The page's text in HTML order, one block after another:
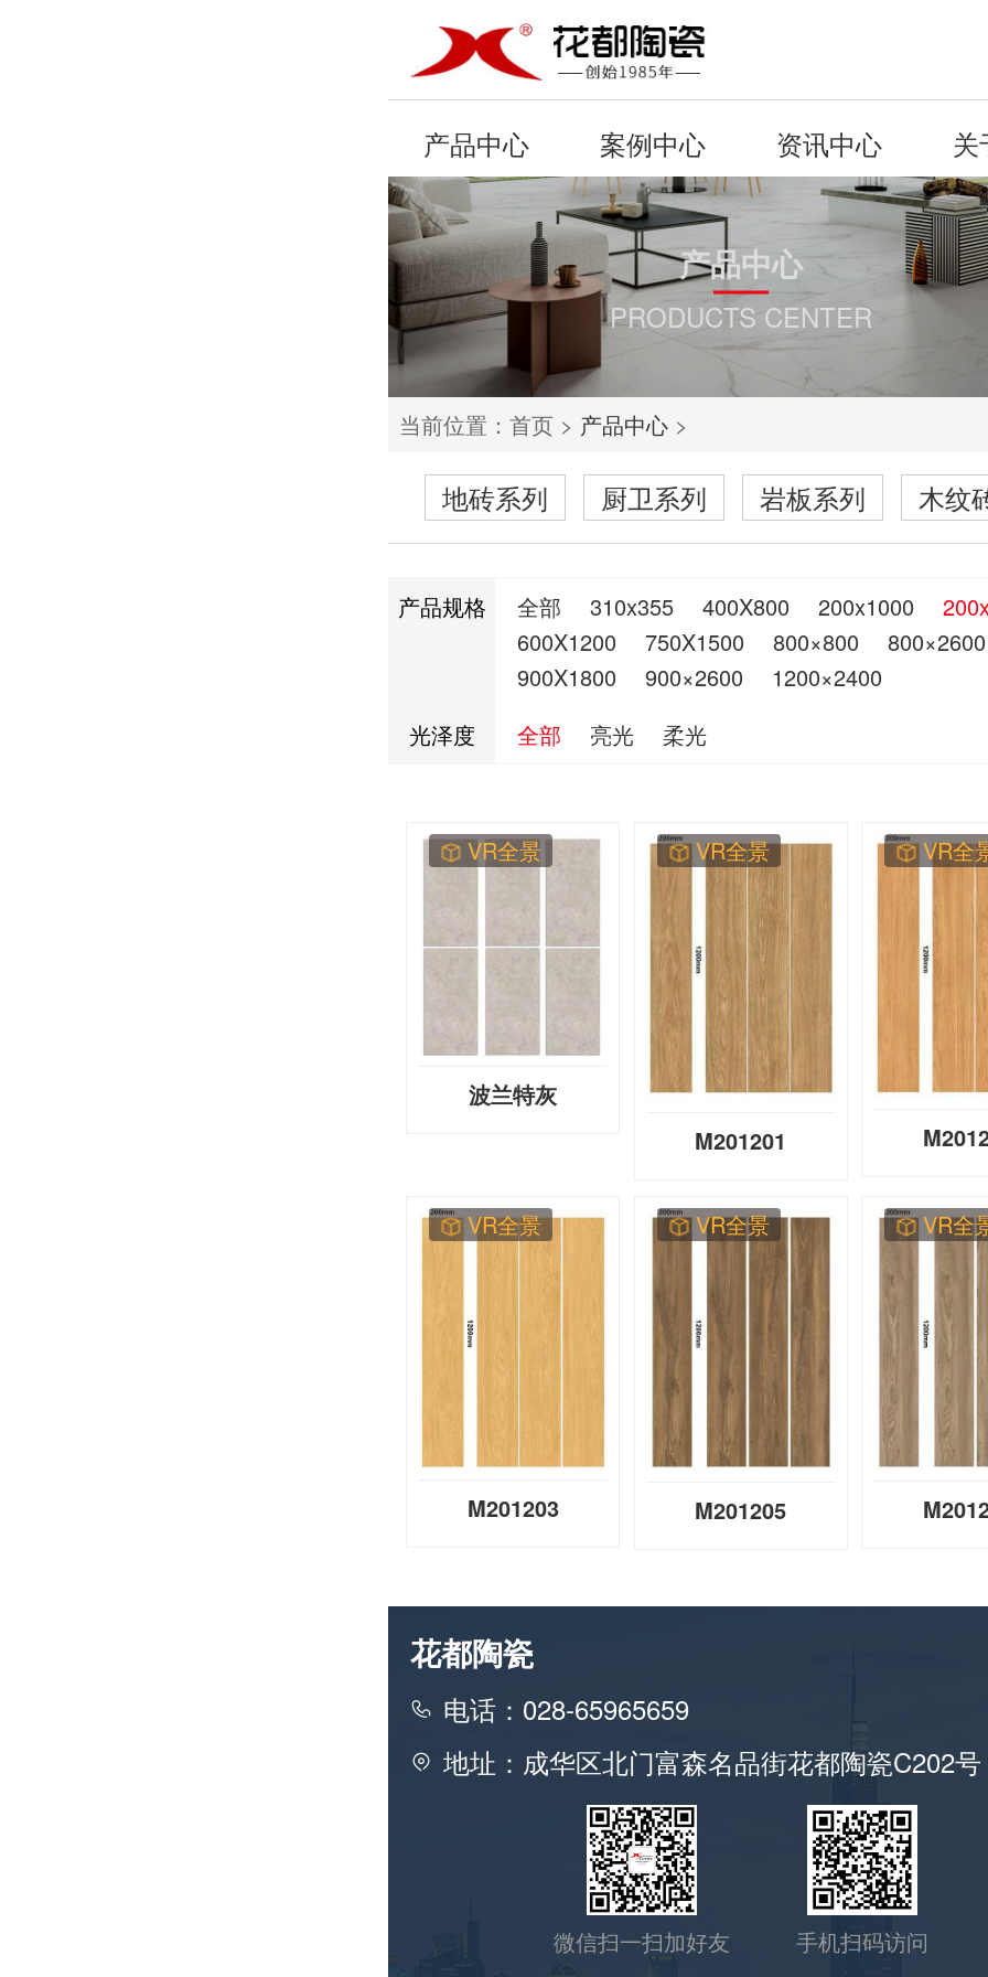
产品中心 案例中心 资讯中心
产品中心
PRODUCTS CENTER
当前位置： 首页 > 产品中心 >
地砖系列 厨卫系列 岩板系列 木纹
产品规格 全部 310x355 400X800 200x1000
600X1200
750X1500 800×800
800×2600
900X1800
900×2600
1200×2400
光泽度
全部 亮光 柔光
VR全景
波兰特灰
VR全景
M201201
VR全
VR全景
M201203
VR全景
M201205
VR全
花都陶瓷
电话：028-65965659
地址：成华区北门富森名品街花都陶瓷C202号
微信扫一扫加好友 手机扫码访问